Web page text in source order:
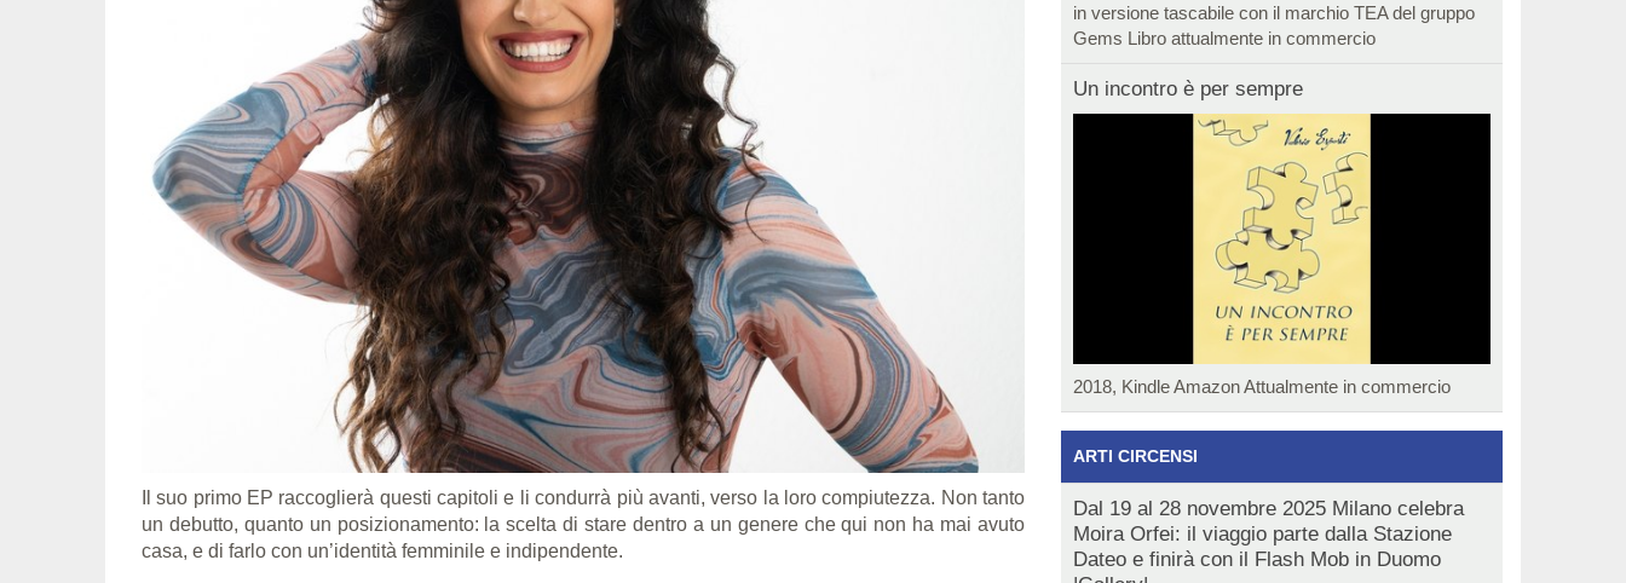
Il suo primo EP raccoglierà questi capitoli e li condurrà più avanti, verso la loro compiutezza. Non tanto
un debutto, quanto un posizionamento: la scelta di stare dentro a un genere che qui non ha mai avuto
casa, e di farlo con un’identità femminile e indipendente.
in versione tascabile con il marchio TEA del gruppo
Gems Libro attualmente in commercio
Un incontro è per sempre
2018, Kindle Amazon Attualmente in commercio
ARTI CIRCENSI
Dal 19 al 28 novembre 2025 Milano celebra
Moira Orfei: il viaggio parte dalla Stazione
Dateo e finirà con il Flash Mob in Duomo